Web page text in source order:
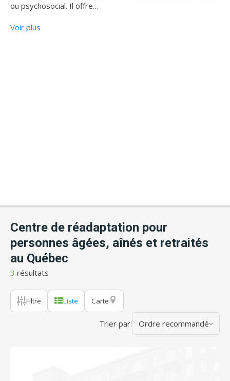
ou psychosocial. Il offre…
Voir plus
Centre de réadaptation pour
personnes âgées, aînés et retraités
au Québec
3 résultats
Filtre Liste Carte
Trier par: Ordre recommandé